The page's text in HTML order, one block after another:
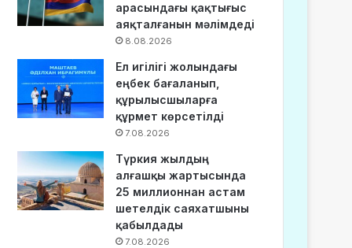
арасындағы қақтығыс
аяқталғанын мәлімдеді
8.08.2026
Ел игілігі жолындағы
еңбек бағаланып,
құрылысшыларға
құрмет көрсетілді
7.08.2026
Түркия жылдың
алғашқы жартысында
25 миллионнан астам
шетелдік саяхатшыны
қабылдады
7.08.2026